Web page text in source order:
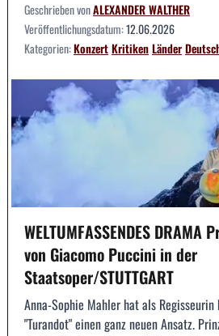
Geschrieben vonALEXANDER WALTHER
Veröffentlichungsdatum:12.06.2026
Kategorien:KonzertKritikenLänder
WELTUMFASSENDES
von Giacomo Puccini in der
Staatsoper/STUTTGART
Anna-Sophie Mahler hat als
"Turandot" einen ganz neuen Ansatz.